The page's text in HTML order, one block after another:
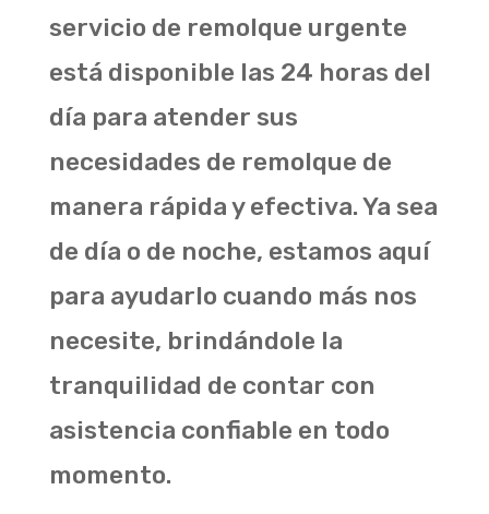
servicio de remolque urgente
está disponible las 24 horas del
día para atender sus
necesidades de remolque de
manera rápida y efectiva. Ya sea
de día o de noche, estamos aquí
para ayudarlo cuando más nos
necesite, brindándole la
tranquilidad de contar con
asistencia confiable en todo
momento.